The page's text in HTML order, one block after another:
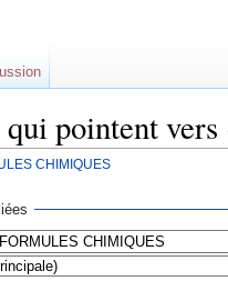
qui pointent
CHIMIQUES